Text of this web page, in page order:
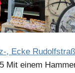
, Ecke
Mit einem